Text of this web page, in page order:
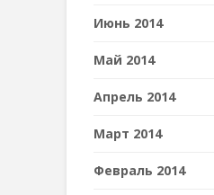
Июнь 2014
Май 2014
Апрель 2014
Март 2014
Февраль 2014